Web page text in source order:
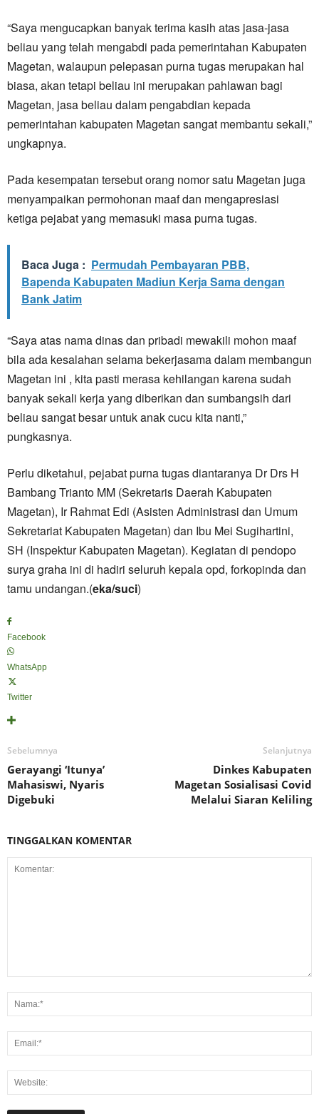
“Saya mengucapkan banyak terima kasih atas jasa-jasa
beliau yang telah mengabdi pada pemerintahan Kabupaten
Magetan, walaupun pelepasan purna tugas merupakan hal
biasa, akan tetapi beliau ini merupakan pahlawan bagi
Magetan, jasa beliau dalam pengabdian kepada
pemerintahan kabupaten Magetan sangat membantu sekali,”
ungkapnya.
Pada kesempatan tersebut orang nomor satu Magetan juga
menyampaikan permohonan maaf dan mengapresiasi
ketiga pejabat yang memasuki masa purna tugas.
Baca Juga : Permudah Pembayaran PBB,
Bapenda Kabupaten Madiun Kerja Sama dengan
Bank Jatim
“Saya atas nama dinas dan pribadi mewakili mohon maaf
bila ada kesalahan selama bekerjasama dalam membangun
Magetan ini , kita pasti merasa kehilangan karena sudah
banyak sekali kerja yang diberikan dan sumbangsih dari
beliau sangat besar untuk anak cucu kita nanti,”
pungkasnya.
Perlu diketahui, pejabat purna tugas diantaranya Dr Drs H
Bambang Trianto MM (Sekretaris Daerah Kabupaten
Magetan), Ir Rahmat Edi (Asisten Administrasi dan Umum
Sekretariat Kabupaten Magetan) dan Ibu Mei Sugihartini,
SH (Inspektur Kabupaten Magetan). Kegiatan di pendopo
surya graha ini di hadiri seluruh kepala opd, forkopinda dan
tamu undangan.(eka/suci)
Facebook
WhatsApp
Twitter
Sebelumnya
Gerayangi ‘Itunya’
Mahasiswi, Nyaris
Digebuki
Selanjutnya
Dinkes Kabupaten
Magetan Sosialisasi Covid
Melalui Siaran Keliling
TINGGALKAN KOMENTAR